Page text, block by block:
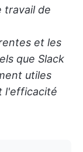
travail de
et les
que Slack
utiles
l'efficacité